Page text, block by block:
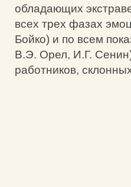
обладающих
всех трех фазах
Бойко) и по всем
В.Э. Орел, И.Г.
работников,